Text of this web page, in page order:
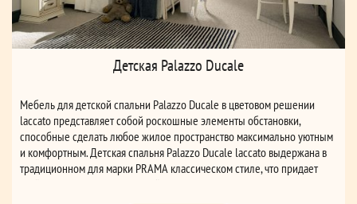
Детская Palazzo Ducale
Мебель для детской спальни Palazzo Ducale в цветовом решении
laccato представляет собой роскошные элементы обстановки,
способные сделать любое жилое пространство максимально уютным
и комфортным. Детская спальня Palazzo Ducale laccato выдержана в
традиционном для марки PRAMA классическом стиле, что придает